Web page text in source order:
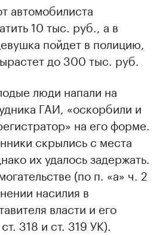
автомобилиста
10 тыс. руб., а в
пойдет в полицию,
до 300 тыс. руб.
люди напали на
ГАИ, «оскорбили и
на его форме.
скрылись с места
их удалось задержать.
(по п. «а» ч. 2
насилия в
власти и его
318 и ст. 319 УК).